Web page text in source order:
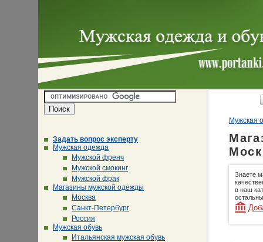
Задать вопрос эксперту
Мужская одежда
Мужской френч
Мужской смокинг
Мужской фрак
Магазины мужской одежды
Москва
Санкт-Петербург
Россия
Мужская обувь
Итальянская мужская обувь
Мужская
Знаете
в наш